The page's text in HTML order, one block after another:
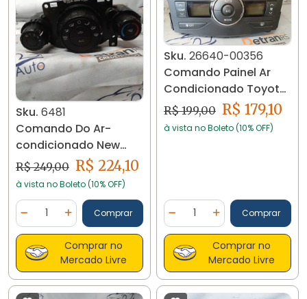
Sku. 6481
Comando Do Ar-
condicionado New
Fiesta 2012 Á 2018
Cn1519980
R$ 249,00 R$ 224,10
à vista no Boleto (10% OFF)
Diminuir Quantidade
Quantidade
Adicionar Quantidade
Comprar
Comprar no
Mercado Livre
Sku. 26640-00356
Comando Painel Ar
Condicionado Toyota
Corolla 2009 A 2014
R$ 199,00 R$ 179,10
à vista no Boleto (10% OFF)
Diminuir Quantidade
Quantidade
AdicionarComprar
Comprar no
Mercado Livre